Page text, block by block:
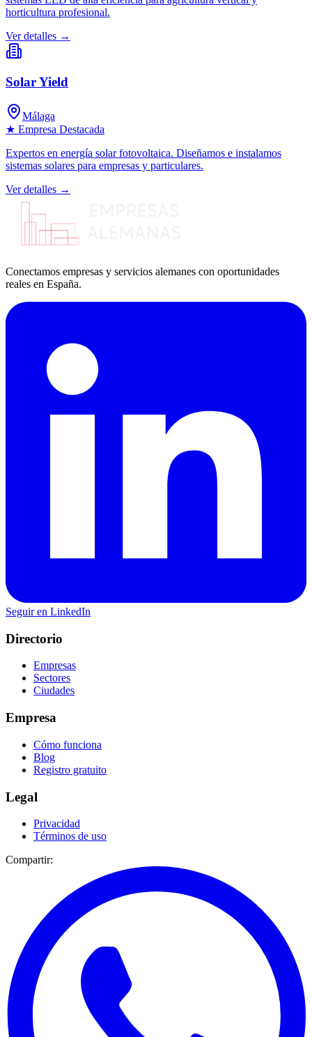
horticultura profesional.
Ver detalles →
Solar Yield
Málaga
★ Empresa Destacada
Expertos en energía solar fotovoltaica. Diseñamos e instalamos
sistemas solares para empresas y particulares.
Ver detalles →
Conectamos empresas y servicios alemanes con oportunidades
reales en España.
Seguir en LinkedIn
Directorio
Empresas
Sectores
Ciudades
Empresa
Cómo funciona
Blog
Registro gratuito
Legal
Privacidad
Términos de uso
Compartir: